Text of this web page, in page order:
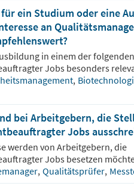
für ein Studium oder eine
an
in einem der
Jobs besonders
,
bei Arbeitgebern, die
Jobs
werden von Arbeitgebern, die
Jobs besetzen
, Qualitätsprüfer,